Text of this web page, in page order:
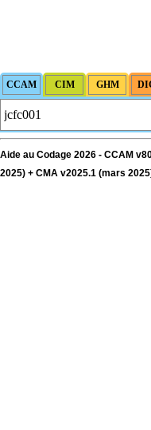
Aide au Codage 2026 - CCAM
2025) + CMA v2025.1 (mars